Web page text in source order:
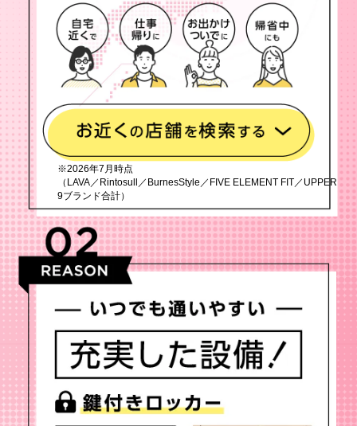
※2026年7月時点
（LAVA／Rintosull／BurnesStyle／FIVE ELEMENT FIT／UPPER
9ブランド合計）